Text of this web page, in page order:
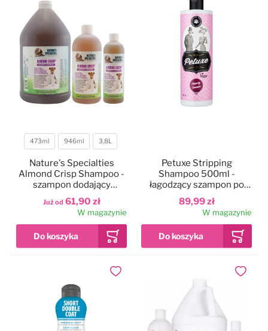
Pojemność
473ml 946ml 3,8L
Już od 61,90 zł
Nature's Specialties
Almond Crisp Shampoo -
szampon dodający
tekstury i objętości
sierści psa i kota,
koncentrat 1:32
W magazynie
89,99 zł
Petuxe Stripping
Shampoo 500ml -
łagodzący szampon po
trymowaniu, do szorstkiej
sierści psa, koncentrat 1:3
W magazynie
Dodaj do ulubionych Dodaj